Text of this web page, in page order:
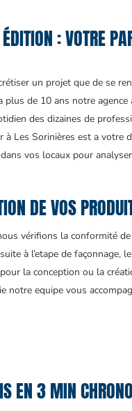
ÉDITION : VOTRE
un projet que de se
de 10 ans notre agence
des dizaines de
à Les Sorinières est a votre
vos locaux pour
DE VOS
vérifions la conformité
à l’etape de façonnage,
la conception ou la
notre equipe vous
EN 3 MIN CHRONO